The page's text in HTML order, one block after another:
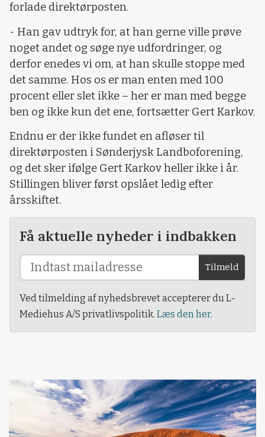
forlade direktørposten.
- Han gav udtryk for, at han gerne ville prøve
noget andet og søge nye udfordringer, og
derfor enedes vi om, at han skulle stoppe med
det samme. Hos os er man enten med 100
procent eller slet ikke – her er man med begge
ben og ikke kun det ene, fortsætter Gert Karkov.
Endnu er der ikke fundet en afløser til
direktørposten i Sønderjysk Landboforening,
og det sker ifølge Gert Karkov heller ikke i år.
Stillingen bliver først opslået ledig efter
årsskiftet.
Få aktuelle nyheder i indbakken
Tilmeld
Ved tilmelding af nyhedsbrevet accepterer du L-
Mediehus A/S privatlivspolitik. Læs den her.